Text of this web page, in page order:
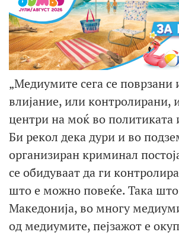
„Медиумите сега се поврзани
влијание, или контролирани,
центри на моќ во политиката
Би рекол дека дури и во
организиран криминал
се обидуваат да ги
што е можно повеќе. Така
Македонија, во многу
од медиумите, пејзажот е